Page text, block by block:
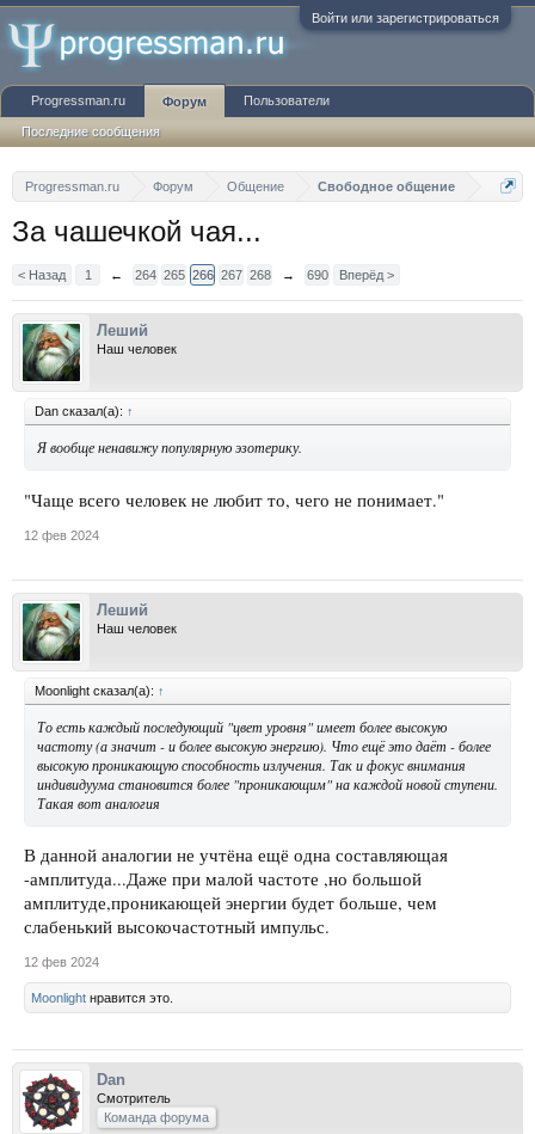
Войти или зарегистрироваться
Progressman.ru Форум Общение Свободное общение
За чашечкой чая...
< Назад 1 ← 264 265 266 267 268 → 690 Вперёд >
Леший
Наш человек
Dan сказал(а): ↑
Я вообще ненавижу популярную эзотерику.
"Чаще всего человек не любит то, чего не понимает."
12 фев 2024
Леший
Наш человек
Moonlight сказал(а): ↑
То есть каждый последующий "цвет уровня" имеет более высокую
частоту (а значит - и более высокую энергию). Что ещё это даёт - более
высокую проникающую способность излучения. Так и фокус внимания
индивидуума становится более "проникающим" на каждой новой ступени.
Такая вот аналогия
В данной аналогии не учтёна ещё одна составляющая
-амплитуда...Даже при малой частоте ,но большой
амплитуде,проникающей энергии будет больше, чем
слабенький высокочастотный импульс.
12 фев 2024
Moonlight нравится это.
Dan
Смотритель
Команда форума
Progressman.ru Форум
Последние сообщения
Пользователи